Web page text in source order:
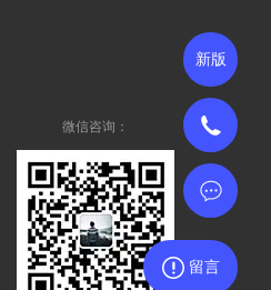
微信咨询：
新版
留言